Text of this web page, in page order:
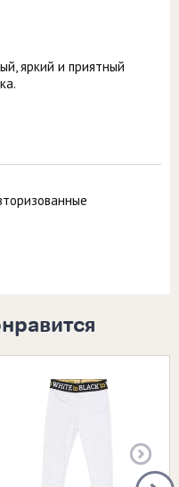
яркий и приятный